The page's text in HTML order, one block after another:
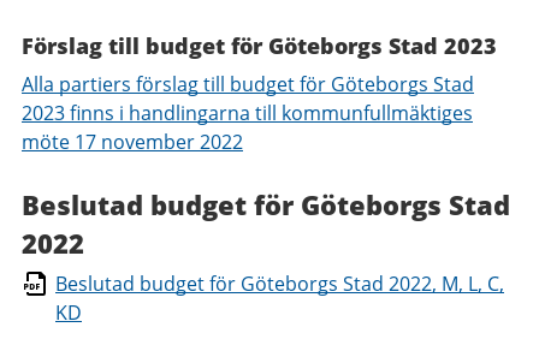
Förslag till budget för Göteborgs Stad 2023
Alla partiers förslag till budget för Göteborgs Stad
2023 finns i handlingarna till kommunfullmäktiges
möte 17 november 2022
Beslutad budget för Göteborgs Stad
2022
Beslutad budget för Göteborgs Stad 2022, M, L, C,
KD